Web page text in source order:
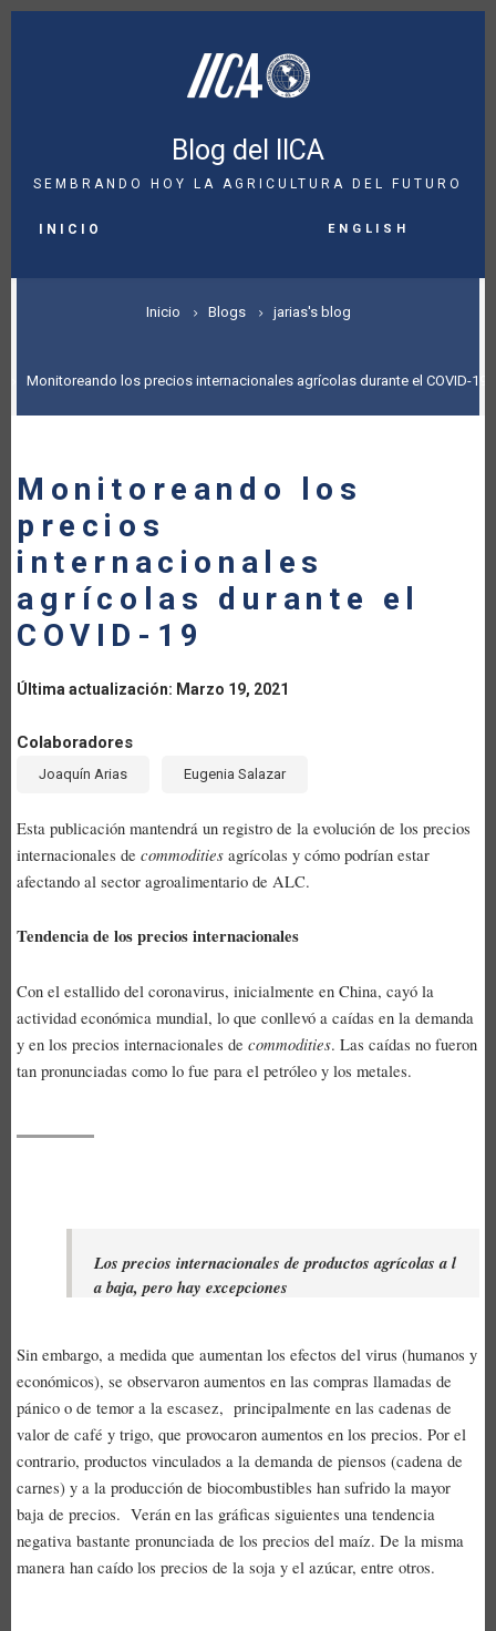
Pasar
Blog del IICA
SEMBRANDO HOY LA AGRICULTURA DEL FUTURO
NAVIGATION
INICIO English
SOBRESCRIBIR
DE
A
LA
NAVEGACIÓN
Inicio Blogs jarias's blog
Monitoreando los precios internacionales agrícolas durante el COVID-19
Monitoreando los
precios
internacionales
agrícolas durante el
COVID-19
Última actualización: Marzo 19, 2021
Colaboradores
Joaquín Arias Eugenia Salazar
Esta publicación mantendrá un registro de la evolución de los precios
internacionales de commodities agrícolas y cómo podrían estar
afectando al sector agroalimentario de ALC.
Tendencia de los precios internacionales
Con el estallido del coronavirus, inicialmente en China, cayó la
actividad económica mundial, lo que conllevó a caídas en la demanda
y en los precios internacionales de commodities. Las caídas no fueron
tan pronunciadas como lo fue para el petróleo y los metales.
Los precios internacionales de productos agrícolas a l
a baja, pero hay excepciones
Sin embargo, a medida que aumentan los efectos del virus (humanos y
económicos), se observaron aumentos en las compras llamadas de
pánico o de temor a la escasez, principalmente en las cadenas de
valor de café y trigo, que provocaron aumentos en los precios. Por el
contrario, productos vinculados a la demanda de piensos (cadena de
carnes) y a la producción de biocombustibles han sufrido la mayor
baja de precios. Verán en las gráficas siguientes una tendencia
negativa bastante pronunciada de los precios del maíz. De la misma
manera han caído los precios de la soja y el azúcar, entre otros.